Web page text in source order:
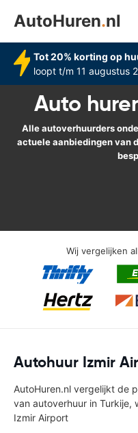
AutoHuren.nl
Tot 20% korting op
loopt t/m 11 augustus
Auto
Alle autoverhuurders
actuele aanbiedingen van
Wij vergelijken
Autohuur Izmir
AutoHuren.nl vergelijkt de
van autoverhuur in Turkije,
Izmir Airport